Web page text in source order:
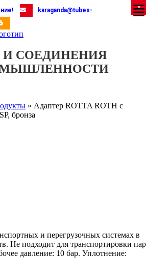
karaganda@tubes-
СОЕДИНЕНИЯ
» Адаптер ROTTA ROTH с
бронза
и перегрузочных системах в
Не подходит для транспортировки
давление: 10 бар. Уплотнение:
X
X
X
X
X
X
X
X
X
X
X
X
X
X
X
X
X
X
X